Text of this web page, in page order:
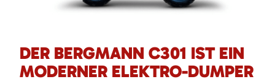
DER BERGMANN C301 IST EIN
MODERNER ELEKTRO-DUMPER